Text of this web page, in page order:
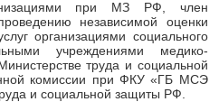
при МЗ РФ, член
независимой оценки
организациями социального
учреждениями медико-
труда и социальной
комиссии при ФКУ «ГБ МСЭ
и социальной защиты РФ.